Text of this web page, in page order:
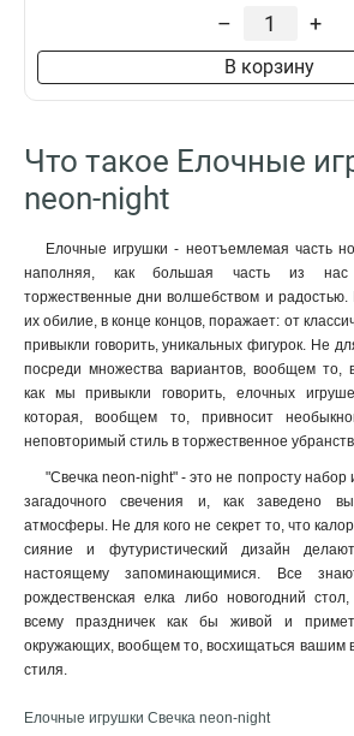
– +
В корзину
Что такое Елочные
neon-night
Елочные игрушки - неотъемлемая часть
наполняя, как большая часть из нас
торжественные дни волшебством и радостью.
их обилие, в конце концов, поражает: от
привыкли говорить, уникальных фигурок. Не
посреди множества вариантов, вообщем то,
как мы привыкли говорить, елочных
которая, вообщем то, привносит
неповторимый стиль в торжественное
"Свечка neon-night" - это не попросту
загадочного свечения и, как заведено
атмосферы. Не для кого не секрет то, что
сияние и футуристический дизайн
настоящему запоминающимися. Все
рождественская елка либо новогодний
всему праздничек как бы живой и
окружающих, вообщем то, восхищаться вашим
стиля.
Елочные игрушки Свечка neon-night